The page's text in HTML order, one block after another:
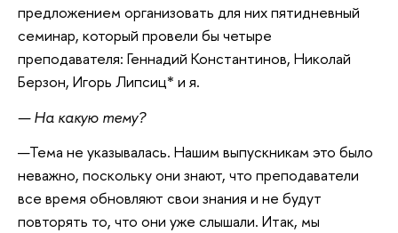
предложением организовать для них пятидневный
семинар, который провели бы четыре
преподавателя: Геннадий Константинов, Николай
Берзон, Игорь Липсиц* и я.
— На какую тему?
—Тема не указывалась. Нашим выпускникам это было
неважно, поскольку они знают, что преподаватели
все время обновляют свои знания и не будут
повторять то, что они уже слышали. Итак, мы